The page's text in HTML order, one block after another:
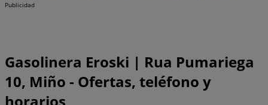
Publicidad
Gasolinera Eroski | Rua Pumariega
10, Miño - Ofertas, teléfono y